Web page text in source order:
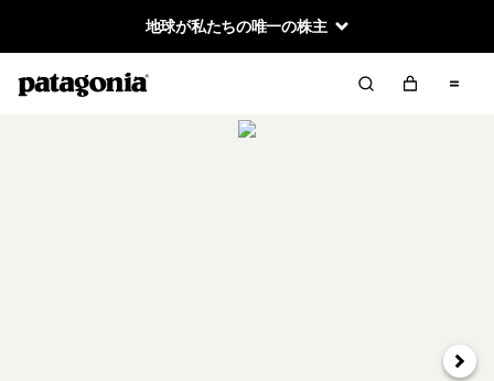
地球が私たちの唯一の株主
次へ